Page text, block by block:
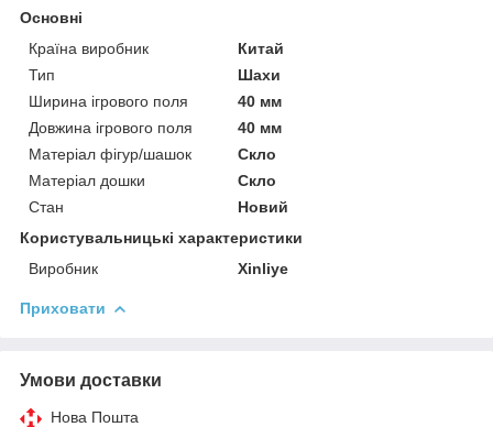
Основні
Країна виробник
Китай
Тип
Шахи
Ширина ігрового поля
40 мм
Довжина ігрового поля
40 мм
Матеріал фігур/шашок
Скло
Матеріал дошки
Скло
Стан
Новий
Користувальницькі характеристики
Виробник
Xinliye
Приховати
Умови доставки
Нова Пошта